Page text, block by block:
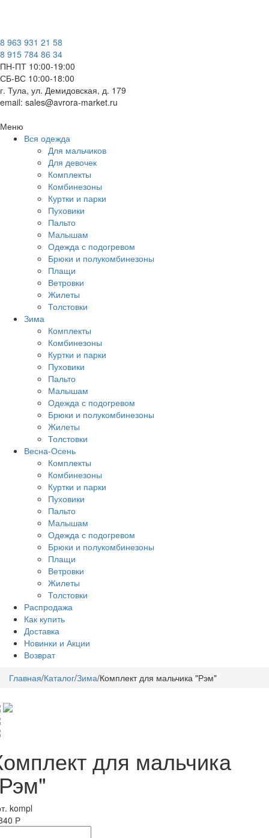
8 963 931 21 58
8 915 784 86 34
ПН-ПТ 10:00-19:00
СБ-ВС 10:00-18:00
г. Тула, ул. Демидовская, д. 179
email: sales@avrora-market.ru
Меню
Вся одежда
Для мальчиков
Для девочек
Комплекты
Комбинезоны
Куртки и парки
Пуховики
Пальто
Малышам
Одежда с подогревом
Брюки и полукомбинезоны
Плащи
Ветровки
Жилеты
Толстовки
Зима
Комплекты
Комбинезоны
Куртки и парки
Пуховики
Пальто
Малышам
Одежда с подогревом
Брюки и полукомбинезоны
Жилеты
Толстовки
Весна-Осень
Комплекты
Комбинезоны
Куртки и парки
Пуховики
Пальто
Малышам
Одежда с подогревом
Брюки и полукомбинезоны
Плащи
Ветровки
Жилеты
Толстовки
Распродажа
Как купить
Доставка
Новинки и Акции
Возврат
Главная/Каталог/Зима/Комплект для мальчика "Рэм"
для мальчика
kompl
Р